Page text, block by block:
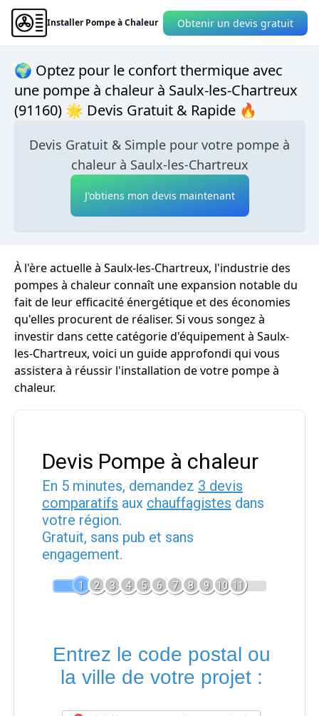
Installer Pompe à Chaleur Obtenir un devis gratuit
🌍 Optez pour le confort thermique avec
une pompe à chaleur à Saulx-les-Chartreux
(91160) 🌟 Devis Gratuit & Rapide 🔥
Devis Gratuit & Simple pour votre pompe à
chaleur à Saulx-les-Chartreux
J'obtiens mon devis maintenant
À l'ère actuelle à Saulx-les-Chartreux, l'industrie des
pompes à chaleur connaît une expansion notable du
fait de leur efficacité énergétique et des économies
qu'elles procurent de réaliser. Si vous songez à
investir dans cette catégorie d'équipement à Saulx-
les-Chartreux, voici un guide approfondi qui vous
assistera à réussir l'installation de votre pompe à
chaleur.
Devis Pompe à chaleur
En 5 minutes, demandez 3 devis
comparatifs aux chauffagistes dans
votre région.
Gratuit, sans pub et sans
engagement.
1 2 3 4 5 6 7 8 9 10 11
Entrez le code postal ou
la ville de votre projet :